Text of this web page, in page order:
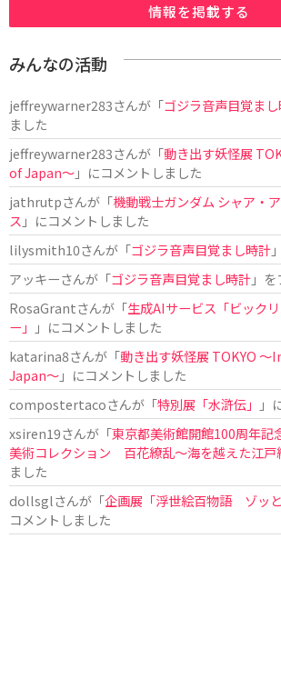
情報を掲載する
みんなの活動
jeffreywarner283さんが「ゴジラ音声目覚ま
ました
jeffreywarner283さんが「動き出す妖怪展
of Japan〜」にコメントしました
jathrutpさんが「機動戦士ガンダム シャア・
ス 」にコメントしました
lilysmith10さんが「ゴジラ音声目覚まし時計
アッキーさんが「ゴジラ音声目覚まし時計」
RosaGrantさんが「生成AIサービス「ビック
ー」
」にコメントしました
katarina8さんが「動き出す妖怪展 TOKYO
Japan〜」にコメントしました
compostertacoさんが「特別展「水滸伝」
」
xsiren19さんが「東京都美術館開館100周年
美術コレクション 百花繚乱～海を越えた江戸
ました
dollsglさんが「企画展「浮世絵百物語 ゾッと
コメントしました